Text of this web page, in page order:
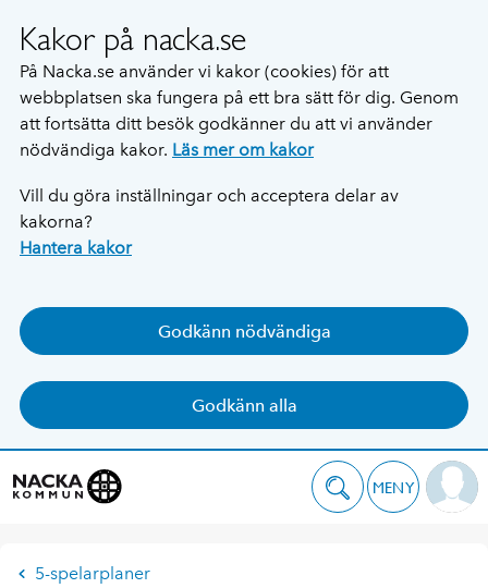
Kakor på nacka.se
På Nacka.se använder vi kakor (cookies) för att
webbplatsen ska fungera på ett bra sätt för dig. Genom
att fortsätta ditt besök godkänner du att vi använder
nödvändiga kakor. Läs mer om kakor
Vill du göra inställningar och acceptera delar av
kakorna?
Hantera kakor
Godkänn nödvändiga
Godkänn alla
MENY
5-spelarplaner